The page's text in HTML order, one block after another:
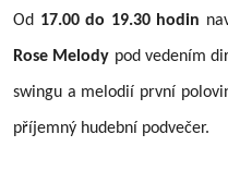
Od 17.00 do 19.30 hodin
Rose Melody pod vedením
swingu a melodií první
příjemný hudební podvečer.